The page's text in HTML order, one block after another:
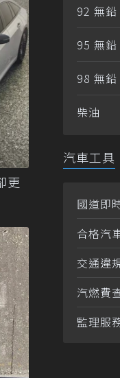
更
92 無鉛
95 無鉛
98 無鉛
柴油
汽車工具
國道即
合格汽
交通違
汽燃費
監理服